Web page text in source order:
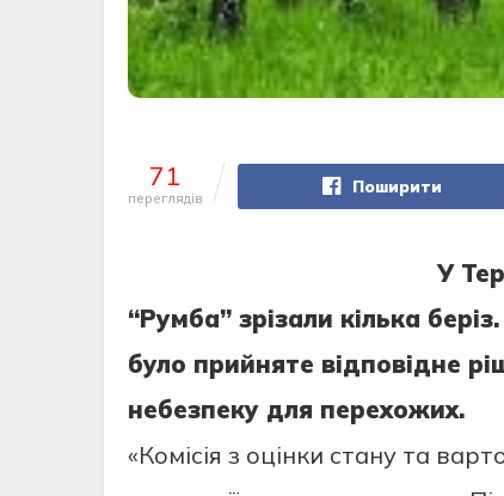
71
переглядів
Поширити
У
“Румба” зрізали кілька
було прийняте відповідне
небезпеку для перехожих.
«Комісія з оцінки стану та